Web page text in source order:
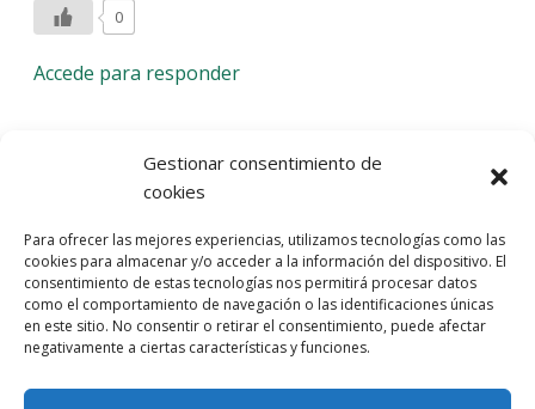
Gestionar consentimiento de
cookies
Para ofrecer las mejores experiencias, utilizamos tecnologías como las
cookies para almacenar y/o acceder a la información del dispositivo. El
consentimiento de estas tecnologías nos permitirá procesar datos
como el comportamiento de navegación o las identificaciones únicas
en este sitio. No consentir o retirar el consentimiento, puede afectar
negativamente a ciertas características y funciones.
0
Accede para responder
Deja una respuesta
comentario.
Entra con tu red social
He leído y acepto laPolítica de Privacidad